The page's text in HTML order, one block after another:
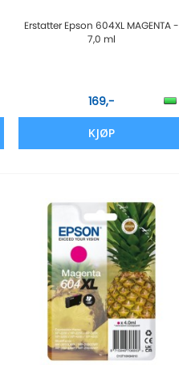
Erstatter Epson 604XL MAGENTA -
7,0 ml
169,-
KJØP